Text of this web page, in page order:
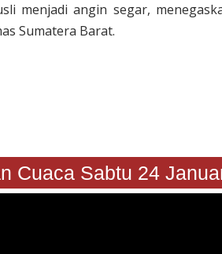
menjadi angin segar,
Sumatera Barat.
Sabtu 24 Januari